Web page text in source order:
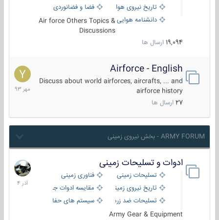
تاریخ نیروی هوایی
فضا و فضانوردی
دانشنامه هواییAir force Others Topics &
Discussions
19,094 ارسال ها
Airforce - English
Discuss about world airforces, aircrafts, ... and
airforce history
27 ارسال ها
15
مهر
1393
ARMY FORUM - بخش نیروی زمینی
ادوات و تسلیحات زمینی
تسلیحات زمینی
فناوری زمینی
تاریخ نیروی زمینی
مقایسه ادوات جنگی
تسلیحات ضد زره
سیستم های حفاظت فعال
Army Gear & Equipment
21
آذر
1404